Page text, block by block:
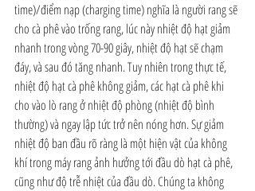
time)/điểm nạp (charging time) nghĩa là người rang sẽ
cho cà phê vào trống rang, lúc này nhiệt độ hạt giảm
nhanh trong vòng 70-90 giây, nhiệt độ hạt sẽ chạm
đáy, và sau đó tăng nhanh. Tuy nhiên trong thực tế,
nhiệt độ hạt cà phê không giảm, các hạt cà phê khi
cho vào lò rang ở nhiệt độ phòng (nhiệt độ bình
thường) và ngay lập tức trở nên nóng hơn. Sự giảm
nhiệt độ ban đầu rõ ràng là một hiện vật của không
khí trong máy rang ảnh hưởng tới đầu dò hạt cà phê,
cũng như độ trễ nhiệt của đầu dò. Chúng ta không